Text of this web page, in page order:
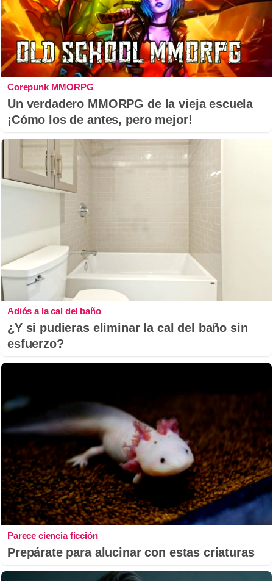
Corepunk MMORPG
Un verdadero MMORPG de la vieja escuela
¡Cómo los de antes, pero mejor!
Adiós a la cal del baño
¿Y si pudieras eliminar la cal del baño sin
esfuerzo?
Parece ciencia ficción
Prepárate para alucinar con estas criaturas